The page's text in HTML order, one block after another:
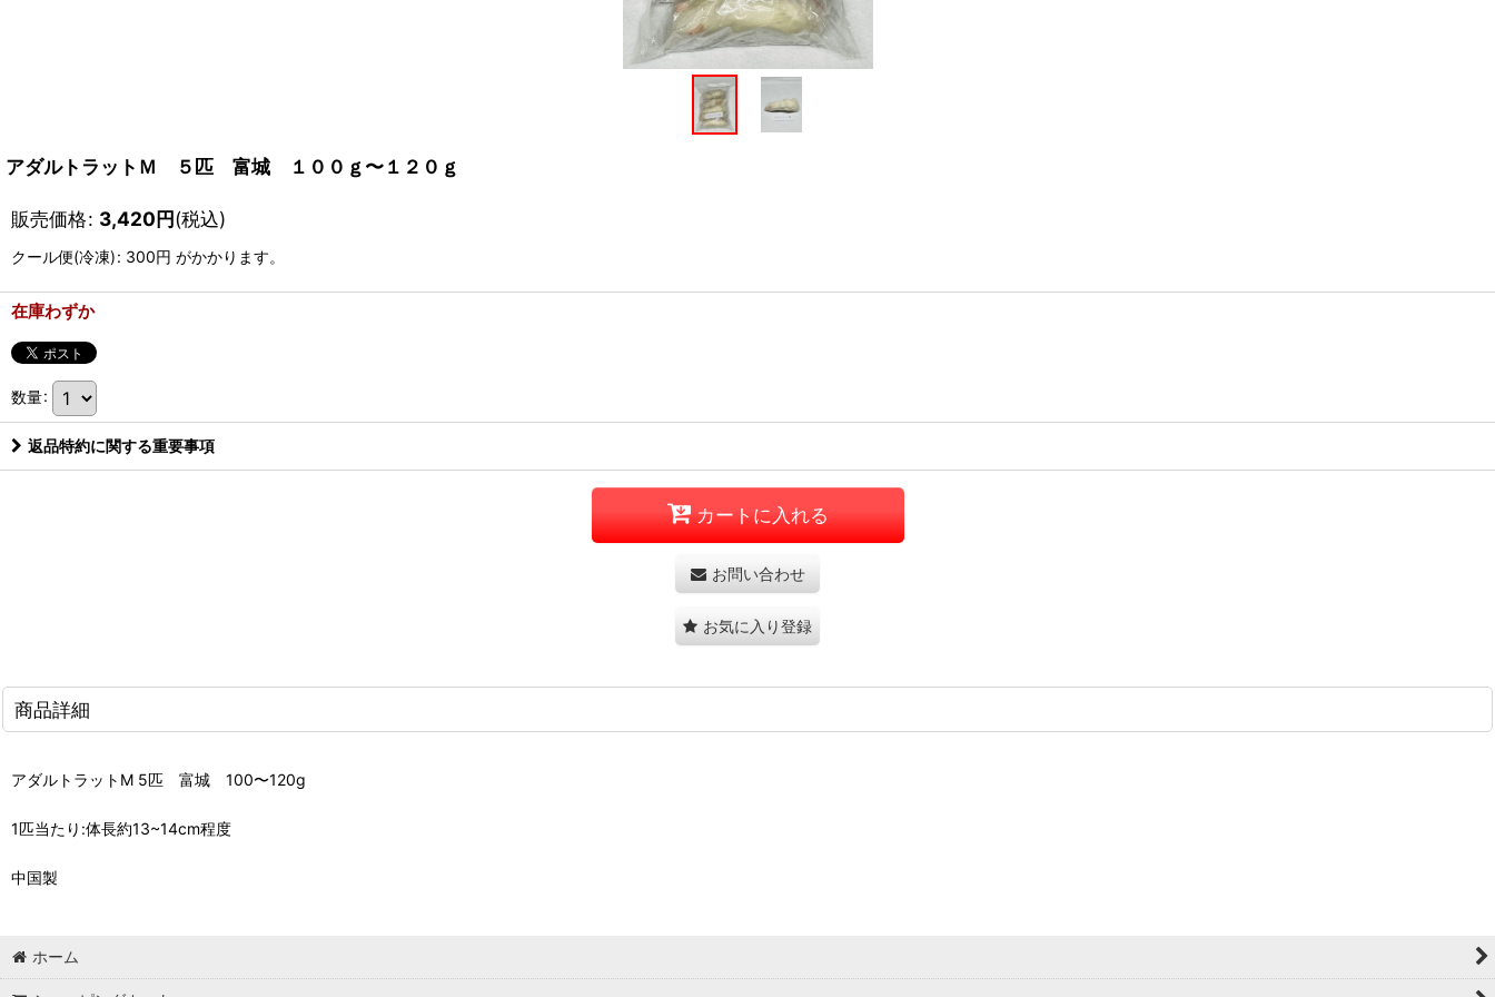
アダルトラットＭ ５匹 富城 １００ｇ〜１２０ｇ
販売価格: 3,420円(税込)
クール便(冷凍): 300円 がかかります。
在庫わずか
数量:
返品特約に関する重要事項
カートに入れる
お問い合わせ
お気に入り登録
商品詳細
アダルトラットM 5匹 富城 100〜120g
1匹当たり:体長約13~14cm程度
中国製
ホーム